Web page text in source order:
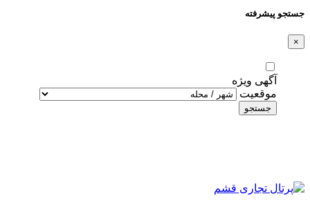
جستجو پیشرفته
×
آگهی ویژه
موقعیت
جستجو